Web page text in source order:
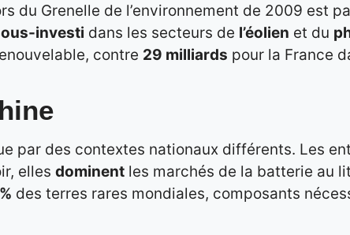
du Grenelle de l’environnement de 2009 est
investi dans les secteurs de l’éolien et du
contre 29 milliards pour la France
par des contextes nationaux différents. Les
elles dominent les marchés de la batterie au
des terres rares mondiales, composants